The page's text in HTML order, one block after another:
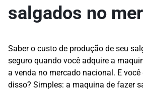
salgados no
Saber o custo de produção de seu
seguro quando você adquire a
a venda no mercado nacional. E
disso? Simples: a maquina de fazer